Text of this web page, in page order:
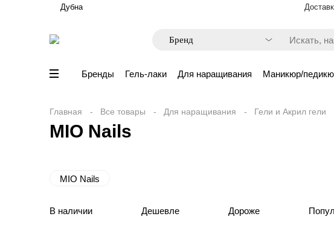
Дубна
Искать,
Бренды Гель-лаки Для наращивания Маникюр/
Главная Все товары Для наращивания Гели и Акрил гели
MIO Nails
MIO Nails
В наличии Дешевле Дороже